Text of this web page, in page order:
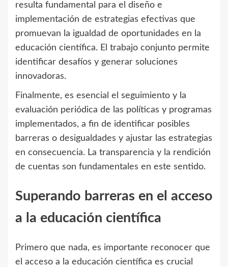
resulta fundamental para el diseño e
implementación de estrategias efectivas que
promuevan la igualdad de oportunidades en la
educación científica. El trabajo conjunto permite
identificar desafíos y generar soluciones
innovadoras.
Finalmente, es esencial el seguimiento y la
evaluación periódica de las políticas y programas
implementados, a fin de identificar posibles
barreras o desigualdades y ajustar las estrategias
en consecuencia. La transparencia y la rendición
de cuentas son fundamentales en este sentido.
Superando barreras en el acceso
a la educación científica
Primero que nada, es importante reconocer que
el acceso a la educación científica es crucial